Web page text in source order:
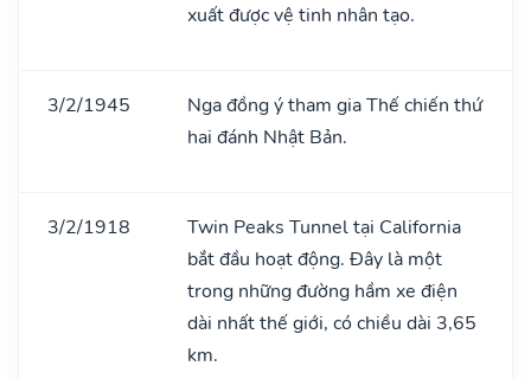
xuất được vệ tinh nhân tạo.
3/2/1945
Nga đồng ý tham gia Thế chiến thứ
hai đánh Nhật Bản.
3/2/1918
Twin Peaks Tunnel tại California
bắt đầu hoạt động. Đây là một
trong những đường hầm xe điện
dài nhất thế giới, có chiều dài 3,65
km.